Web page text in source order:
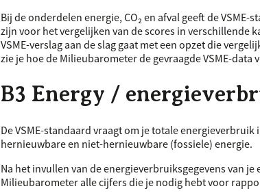
Bij de onderdelen energie, CO₂ en afval geeft deVSME-
zijn voor het vergelijken van de scores in verschillende
VSME-verslag aan de slag gaat met een opzet die
zie je hoe de Milieubarometer de gevraagdeVSME-data
B3 Energy /
DeVSME-standaard vraagt om je totale energieverbruik
hernieuwbare en niet-hernieuwbare (fossiele) energie.
Na het invullen van de energieverbruiksgegevens van
Milieubarometer alle cijfers die je nodig hebt voor